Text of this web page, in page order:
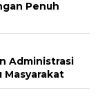
Penuh
Administrasi
Masyarakat